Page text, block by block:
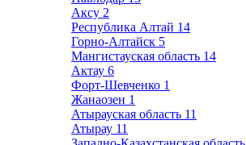
Аксу 2
Республика Алтай 14
Горно-Алтайск 5
Мангистауская область 14
Актау 6
Форт-Шевченко 1
Жанаозен 1
Атырауская область 11
Атырау 11